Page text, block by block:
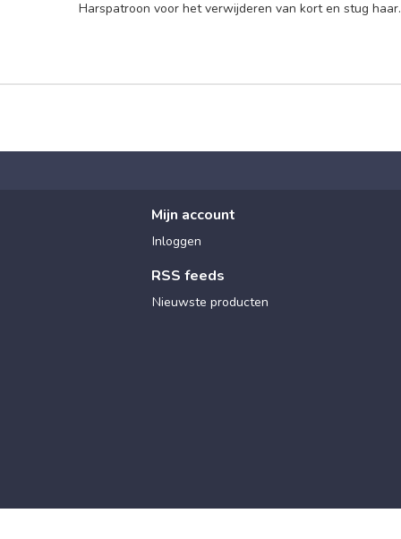
Harspatroon voor het verwijderen van kort en stug haar.
Mijn account
Inloggen
RSS feeds
Nieuwste producten